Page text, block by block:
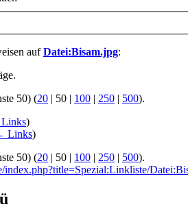
aufDatei:Bisam.jpg:
50) (20 | 50 | 100 | 250 | 500).
)
Links)
50) (20 | 50 | 100 | 250 | 500).